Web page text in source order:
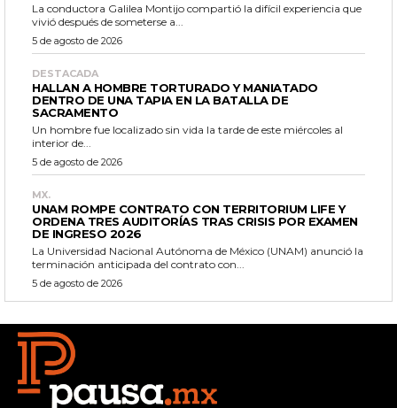
La conductora Galilea Montijo compartió la difícil experiencia que
vivió después de someterse a...
5 de agosto de 2026
DESTACADA
HALLAN A HOMBRE TORTURADO Y MANIATADO
DENTRO DE UNA TAPIA EN LA BATALLA DE
SACRAMENTO
Un hombre fue localizado sin vida la tarde de este miércoles al
interior de...
5 de agosto de 2026
MX.
UNAM ROMPE CONTRATO CON TERRITORIUM LIFE Y
ORDENA TRES AUDITORÍAS TRAS CRISIS POR EXAMEN
DE INGRESO 2026
La Universidad Nacional Autónoma de México (UNAM) anunció la
terminación anticipada del contrato con...
5 de agosto de 2026